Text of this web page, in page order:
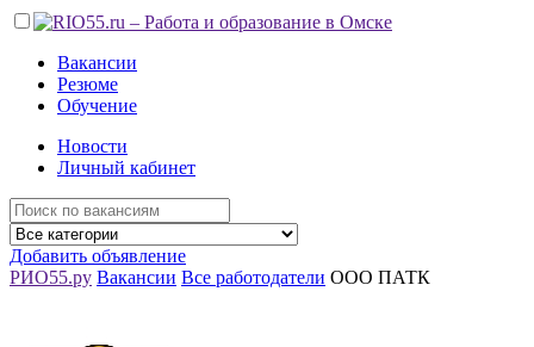
Вакансии
Резюме
Обучение
Новости
Личный кабинет
Добавить объявление
РИО55.ру Вакансии Все работодатели ООО ПАТК